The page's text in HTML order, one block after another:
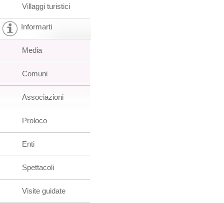
Villaggi turistici
Informarti
Media
Comuni
Associazioni
Proloco
Enti
Spettacoli
Visite guidate